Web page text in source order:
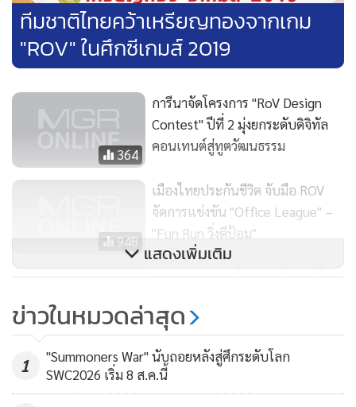
“กลยุทธ์อีสปอร์ตบน RoV จึงได้ถูกจัดการแข่งขันออกเป็นหลาย
ระดับตั้งแต่ระดับอาชีวะ มหาวิทยาลัย ภูมิภาค การแข่งขัน RoV
Pro League ซึ่งถือเป็นการแข่งขันโปรลีกรายการใหญ่ที่สุดใน
ประเทศ ไปจนถึงการแข่งขันระดับนานาชาติอย่าง Arena of
Valor International Championship (AIC) 2019 ที่เพิ่งจะเสร็จ
สิ้นไป AIC 2019 ยังนับเป็นการแข่งขันอีสปอร์ตเกม RoV มือถือ
ที่ใหญ่ที่สุด โดยมีเงินรางวัลรวมกว่า 500,000 ดอลลาร์สหรัฐ การ
แข่งขันระดับต่างๆ เหล่านี้ถือเป็นเวทีสำคัญที่เปิดโอกาสให้กับ
สามารถก้าวไปสู่การเป็นนักกีฬาระดับอาชีพ ในฐานะที่การีนา
เป็นผู้เชี่ยวชาญด้านคอนเทนต์เกมยอดนิยม เราจึงได้นำ
ประสบการณ์ของการแข่งขันอีสปอร์ตระดับโลกมาพัฒนาการ
แข่งขันกีฬา RoV ให้มีความพิเศษยิ่งขึ้นในทุกระดับการแข่งขัน
สำหรับมหกรรมการแข่งขันกีฬาซีเกมส์ 2019 ซึ่งเป็นมหกรรม
ทีมชาติไทยคว้าเหรียญทองจากเกม
"ROV" ในศึกซีเกมส์ 2019
364
การีนาจัดโครงการ "RoV Design
Contest" ปีที่ 2 มุ่งยกระดับดิจิทัล
คอนเทนต์สู่ทูตวัฒนธรรม
948
เมืองไทยประกันชีวิต จับมือ ROV
จัดการแข่งขัน "Office League" –
"Fun Run วิ่งตีป้อม"
886
"กระทรวงท่องเที่ยวและกีฬา" เยี่ยม
ปลื้มช่วยแก้ปัญหาการจัดอาหารของ
เจ้าภาพ
แสดงเพิ่มเติม
ข่าวในหมวดล่าสุด
1
"Summoners War" นับถอยหลังสู่ศึกระดับโลก
SWC2026 เริ่ม 8 ส.ค.นี้